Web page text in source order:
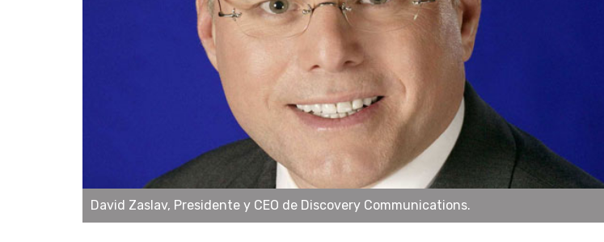
David Zaslav, Presidente y CEO de Discovery Communications.